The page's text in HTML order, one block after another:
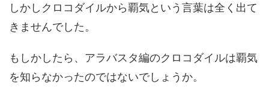
しかしクロコダイルから覇気という言葉は全く出て
きませんでした。
もしかしたら、アラバスタ編のクロコダイルは覇気
を知らなかったのではないでしょうか。